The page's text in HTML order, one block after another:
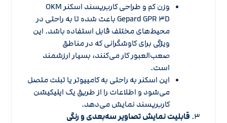
وزن کم و طراحی کاربرپسند اسکنر OKM
Gepard GPR ۳D باعث شده تا به راحتی در
محیط‌های مختلف قابل استفاده باشد. این
ویژگی برای کاوشگرانی که در مناطق
صعب‌العبور کار می‌کنند، بسیار ارزشمند
است.
این اسکنر به راحتی به کامپیوتر یا تبلت متصل
می‌شود و اطلاعات را از طریق یک اپلیکیشن
کاربرپسند نمایش می‌دهد.
قابلیت نمایش تصاویر سه‌بعدی و رنگی